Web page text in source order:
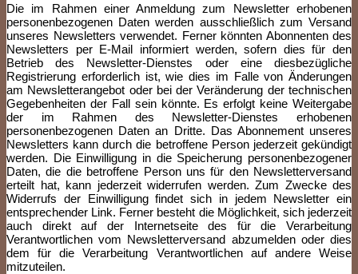
Die im Rahmen einer Anmeldung zum Newsletter erhobenen
personenbezogenen Daten werden ausschließlich zum Versand
unseres Newsletters verwendet. Ferner könnten Abonnenten des
Newsletters per E-Mail informiert werden, sofern dies für den
Betrieb des Newsletter-Dienstes oder eine diesbezügliche
Registrierung erforderlich ist, wie dies im Falle von Änderungen
am Newsletterangebot oder bei der Veränderung der technischen
Gegebenheiten der Fall sein könnte. Es erfolgt keine Weitergabe
der im Rahmen des Newsletter-Dienstes erhobenen
personenbezogenen Daten an Dritte. Das Abonnement unseres
Newsletters kann durch die betroffene Person jederzeit gekündigt
werden. Die Einwilligung in die Speicherung personenbezogener
Daten, die die betroffene Person uns für den Newsletterversand
erteilt hat, kann jederzeit widerrufen werden. Zum Zwecke des
Widerrufs der Einwilligung findet sich in jedem Newsletter ein
entsprechender Link. Ferner besteht die Möglichkeit, sich jederzeit
auch direkt auf der Internetseite des für die Verarbeitung
Verantwortlichen vom Newsletterversand abzumelden oder dies
dem für die Verarbeitung Verantwortlichen auf andere Weise
mitzuteilen.